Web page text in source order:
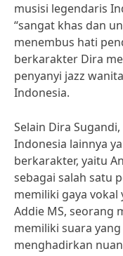
musisi legendaris
“sangat khas dan
menembus hati
berkarakter Dira
penyanyi jazz
Indonesia.
Selain Dira
Indonesia lainnya
berkarakter, yaitu
sebagai salah satu
memiliki gaya
Addie MS, seorang
memiliki suara
menghadirkan